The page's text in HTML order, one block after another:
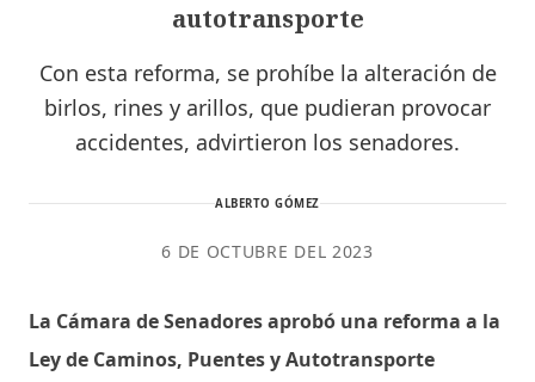
autotransporte
Con esta reforma, se prohíbe la alteración de
birlos, rines y arillos, que pudieran provocar
accidentes, advirtieron los senadores.
ALBERTO GÓMEZ
6 DE OCTUBRE DEL 2023
La Cámara de Senadores aprobó una reforma a la
Ley de Caminos, Puentes y Autotransporte